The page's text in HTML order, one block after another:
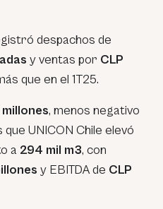
despachos de
y ventas por CLP
que en el 1T25.
, menos negativo
UNICON Chile elevó
a 294 mil m3, con
y EBITDA de CLP